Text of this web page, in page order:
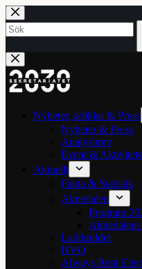
Hoppa
till
innehåll
Inga
resultat
Nyheter, artiklar & Press
Nyheter & Press
Analysbrev
Event &
Aktuellt
Fakta & Statistik
Almedalen
Program
Laddguldet
HVO
Always Rent